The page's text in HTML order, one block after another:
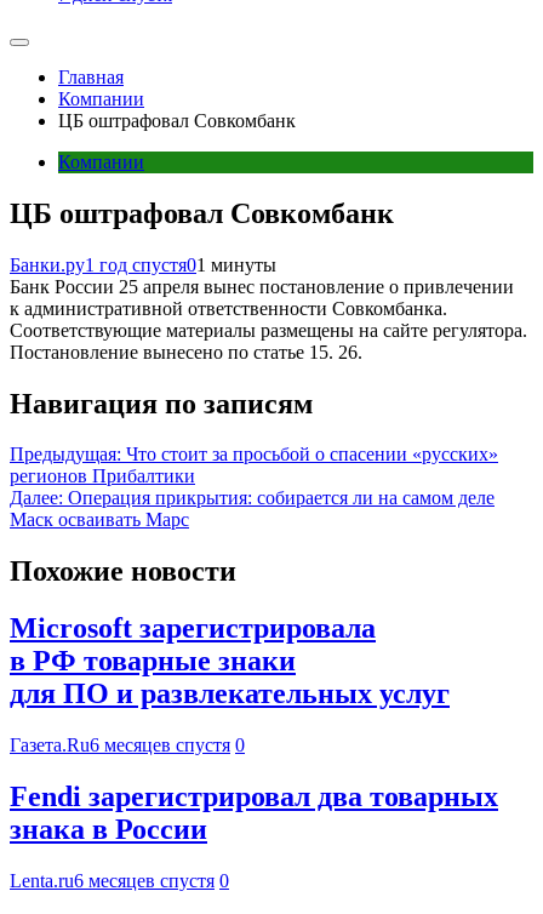
Главная
Компании
ЦБ оштрафовал Совкомбанк
Компании
ЦБ оштрафовал Совкомбанк
Банки.ру1 год спустя01 минуты
Банк России 25 апреля вынес постановление о привлечении
к административной ответственности Совкомбанка.
Соответствующие материалы размещены на сайте регулятора.
Постановление вынесено по статье 15. 26.
Навигация по записям
Предыдущая: Что стоит за просьбой о спасении «русских»
регионов Прибалтики
Далее: Операция прикрытия: собирается ли на самом деле
Маск осваивать Марс
Похожие новости
Microsoft зарегистрировала
в РФ товарные знаки
для ПО и развлекательных услуг
Газета.Ru6 месяцев спустя 0
Fendi зарегистрировал два товарных
знака в России
Lenta.ru6 месяцев спустя 0